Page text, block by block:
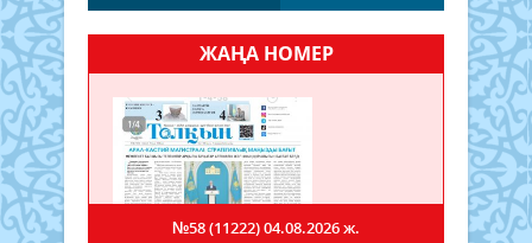
ЖАҢА НОМЕР
№58 (11222)04.08.2026 ж.